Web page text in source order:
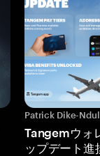
Patrick Dike-
Tangemウォ
ップデート進